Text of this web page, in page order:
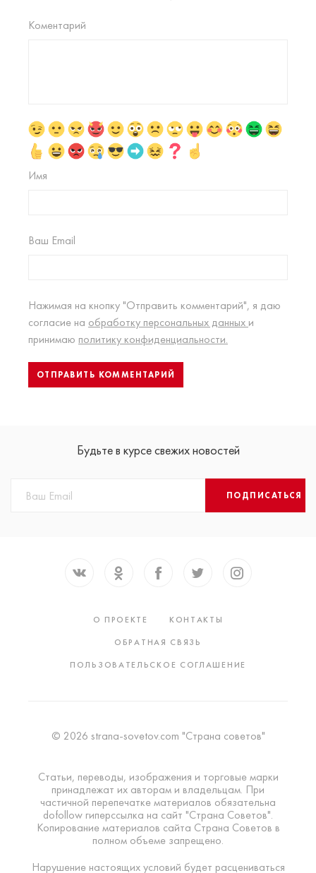
Коментарий
Имя
Ваш Email
Нажимая на кнопку "Отправить комментарий", я даю
согласие на обработку персональных данных и
принимаю политику конфиденциальности.
Будьте в курсе свежих новостей
ПОДПИСАТЬСЯ
О ПРОЕКТЕ
КОНТАКТЫ
ОБРАТНАЯ СВЯЗЬ
ПОЛЬЗОВАТЕЛЬСКОЕ СОГЛАШЕНИЕ
© 2026 strana-sovetov.com "Страна советов"
Статьи, переводы, изображения и торговые марки
принадлежат их авторам и владельцам. При
частичной перепечатке материалов обязательна
dofollow гиперссылка на сайт "Страна Советов".
Копирование материалов сайта Страна Советов в
полном объеме запрещено.
Нарушение настоящих условий будет расцениваться